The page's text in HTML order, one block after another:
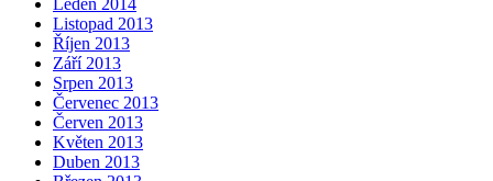
Listopad 2013
Říjen 2013
Září 2013
Srpen 2013
Červenec 2013
Červen 2013
Květen 2013
Duben 2013